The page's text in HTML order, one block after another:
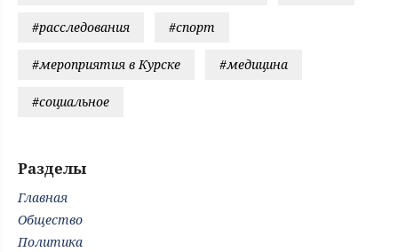
#расследования #спорт
#мероприятия в Курске #медицина
#социальное
Разделы
Главная
Общество
Политика